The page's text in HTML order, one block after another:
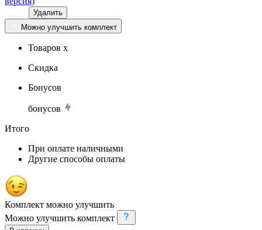
Удалить
Можно улучшить комплект
Товаров x
Скидка
Бонусов
бонусов
Итого
При оплате наличными
Другие способы оплаты
Комплект можно улучшить
Можно улучшить комплект